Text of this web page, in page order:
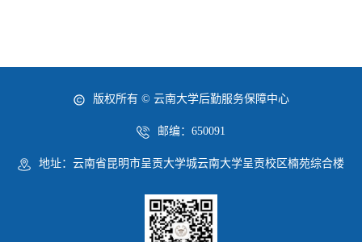
版权所有 © 云南大学后勤服务保障中心
邮编：650091
地址：云南省昆明市呈贡大学城云南大学呈贡校区楠苑综合楼